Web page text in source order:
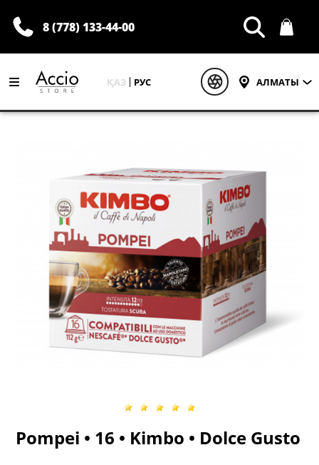
8 (778) 133-44-00
ҚАЗ РУС АЛМАТЫ
Pompei • 16 • Kimbo • Dolce Gusto